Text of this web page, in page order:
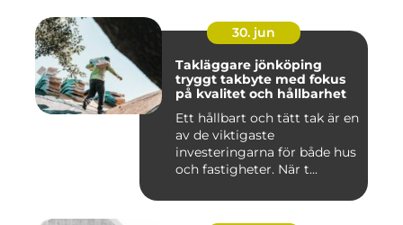
30. jun
Takläggare jönköping
tryggt takbyte med fokus
på kvalitet och hållbarhet
Ett hållbart och tätt tak är en
av de viktigaste
investeringarna för både hus
och fastigheter. När t...